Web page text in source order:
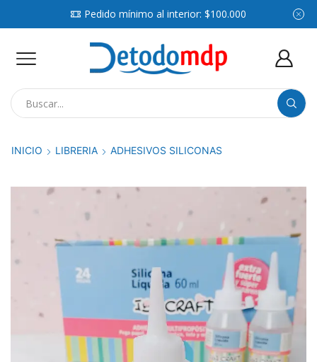
Pedido mínimo al interior: $100.000
INICIO LIBRERIA ADHESIVOS SILICONAS